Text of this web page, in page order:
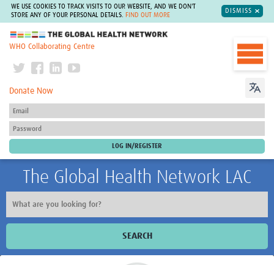
WE USE COOKIES TO TRACK VISITS TO OUR WEBSITE, AND WE DON'T
STORE ANY OF YOUR PERSONAL DETAILS.
FIND OUT MORE
DISMISS
The Global Health Network
WHO Collaborating Centre
Donate Now
The Global Health Network LAC
SEARCH